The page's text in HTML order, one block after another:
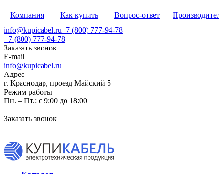
Компания Как купить Вопрос-ответ
info@kupicabel.ru+7 (800) 777-94-78
+7 (800) 777-94-78
Заказать звонок
E-mail
info@kupicabel.ru
Адрес
г. Краснодар, проезд Майский 5
Режим работы
Пн. – Пт.: с 9:00 до 18:00
Заказать звонок